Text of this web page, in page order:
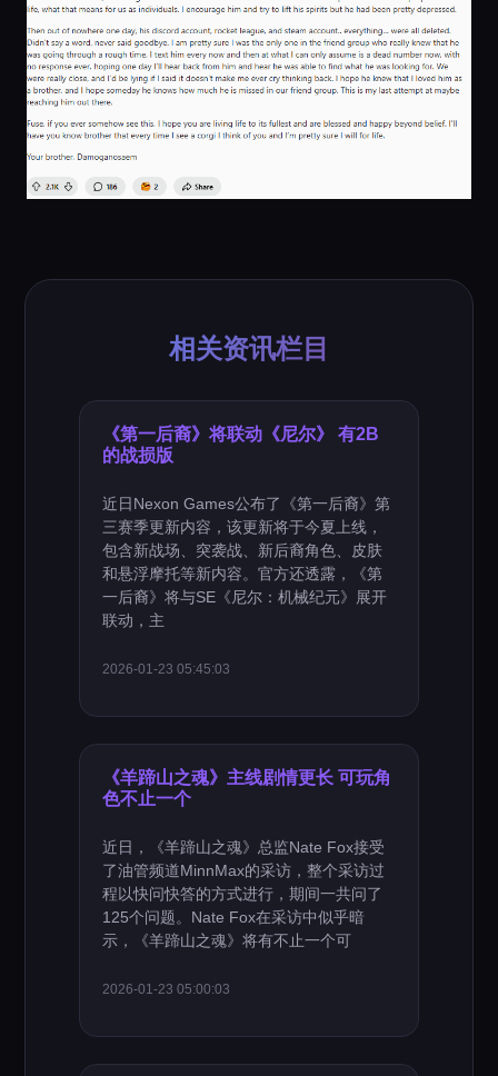
相关资讯栏目
《第一后裔》将联动《尼尔》 有2B
的战损版
近日Nexon Games公布了《第一后裔》第
三赛季更新内容，该更新将于今夏上线，
包含新战场、突袭战、新后裔角色、皮肤
和悬浮摩托等新内容。官方还透露，《第
一后裔》将与SE《尼尔：机械纪元》展开
联动，主
2026-01-23 05:45:03
《羊蹄山之魂》主线剧情更长 可玩角
色不止一个
近日，《羊蹄山之魂》总监Nate Fox接受
了油管频道MinnMax的采访，整个采访过
程以快问快答的方式进行，期间一共问了
125个问题。Nate Fox在采访中似乎暗
示，《羊蹄山之魂》将有不止一个可
2026-01-23 05:00:03